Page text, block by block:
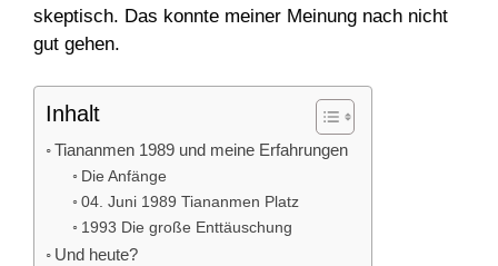
skeptisch. Das konnte meiner Meinung nach nicht
gut gehen.
Inhalt
Tiananmen 1989 und meine Erfahrungen
Die Anfänge
04. Juni 1989 Tiananmen Platz
1993 Die große Enttäuschung
Und heute?